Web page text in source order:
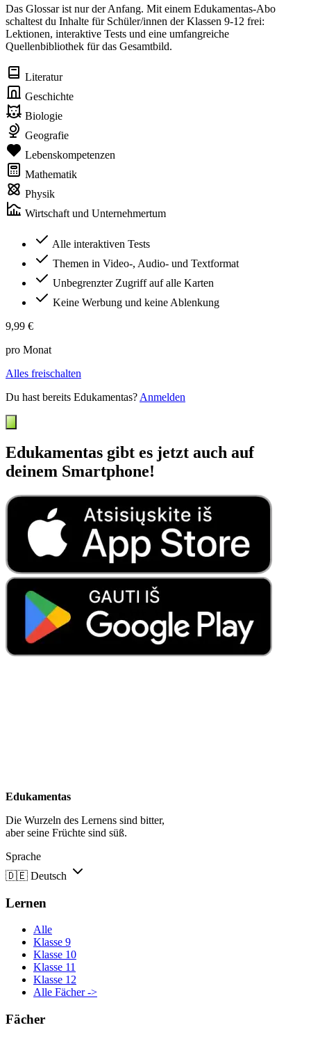
Das Glossar ist nur der Anfang. Mit einem Edukamentas-Abo
schaltest du Inhalte für Schüler/innen der Klassen 9-12 frei:
Lektionen, interaktive Tests und eine umfangreiche
Quellenbibliothek für das Gesamtbild.
Literatur
Geschichte
Biologie
Geografie
Lebenskompetenzen
Mathematik
Physik
Wirtschaft und Unternehmertum
Alle interaktiven Tests
Themen in Video-, Audio- und Textformat
Unbegrenzter Zugriff auf alle Karten
Keine Werbung und keine Ablenkung
9,99 €
pro Monat
Alles freischalten
Du hast bereits Edukamentas? Anmelden
Edukamentas gibt es jetzt auch auf
deinem Smartphone!
Edukamentas
Die Wurzeln des Lernens sind bitter,
aber seine Früchte sind süß.
Sprache
🇩🇪 Deutsch
Lernen
Alle
Klasse 9
Klasse 10
Klasse 11
Klasse 12
Alle Fächer ->
Fächer